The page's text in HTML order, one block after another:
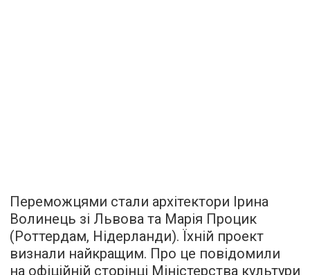
Переможцями стали архітектори Ірина
Волинець зі Львова та Марія Процик
(Роттердам, Нідерланди). Їхній проект
визнали найкращим. Про це повідомили
на офіційній сторінці Міністерства культури